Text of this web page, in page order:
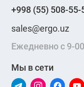
+998 (55) 508-55-
sales@ergo.uz
Ежедневно с 9-
Мы в сети